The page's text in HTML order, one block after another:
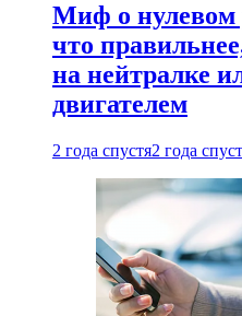
Миф о нулевом
что
на нейтралке
двигателем
2 года спустя2 года